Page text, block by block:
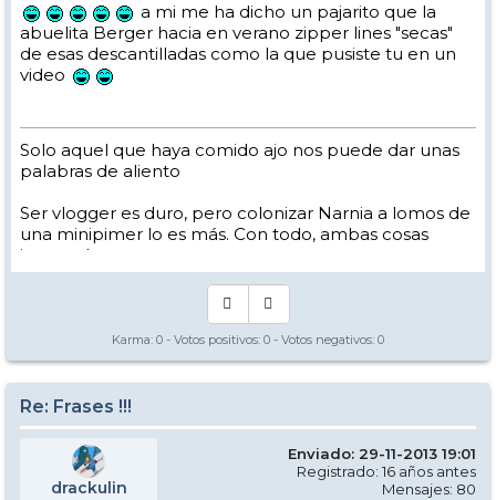
a mi me ha dicho un pajarito que la
abuelita Berger hacia en verano zipper lines "secas"
de esas descantilladas como la que pusiste tu en un
video
Solo aquel que haya comido ajo nos puede dar unas
palabras de aliento
Ser vlogger es duro, pero colonizar Narnia a lomos de
una minipimer lo es más. Con todo, ambas cosas
intento hacer.
Yo hago esquí extremo : voy de extremo a extremo
Los caminos del esquí son inescrotables ...
Karma: 0 - Votos positivos: 0 - Votos negativos: 0
Re: Frases !!!
drackulin
Enviado: 29-11-2013 19:01
Registrado: 16 años antes
Mensajes: 80